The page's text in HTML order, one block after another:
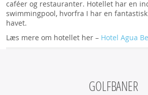
caféer og restauranter. Hotellet har en
swimmingpool, hvorfra I har en
havet.
Læs mere om hotellet her – Hotel Agua
GOLFBANER